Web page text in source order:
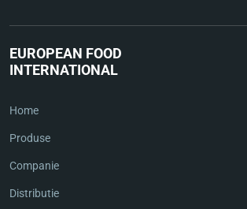
EUROPEAN FOOD
INTERNATIONAL
Home
Produse
Companie
Distributie